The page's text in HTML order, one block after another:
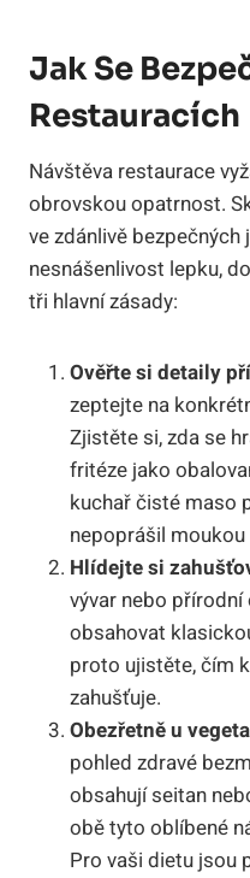
Jak Se
Restauracích
Návštěva restaurace
obrovskou opatrnost.
ve zdánlivě
nesnášenlivost lepku,
tři hlavní zásady:
Ověřte si detaily
zeptejte na
Zjistěte si, zda se
fritéze jako
kuchař čisté maso
nepoprášil
Hlídejte si
vývar nebo
obsahovat
proto ujistěte, čím
zahušťuje.
Obezřetně u
pohled zdravé
obsahují seitan
obě tyto oblíbené
Pro vaši dietu jsou